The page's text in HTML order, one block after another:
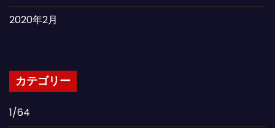
2020年2月
カテゴリー
1/64